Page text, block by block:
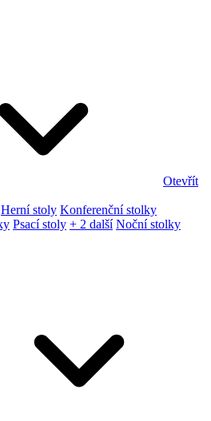
Otevřít
Herní stoly Konferenční stolky
Psací stoly + 2 další Noční stolky